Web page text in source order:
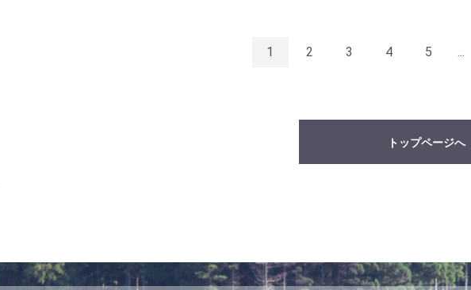
1 2 3 4 5 ...
トップページへ